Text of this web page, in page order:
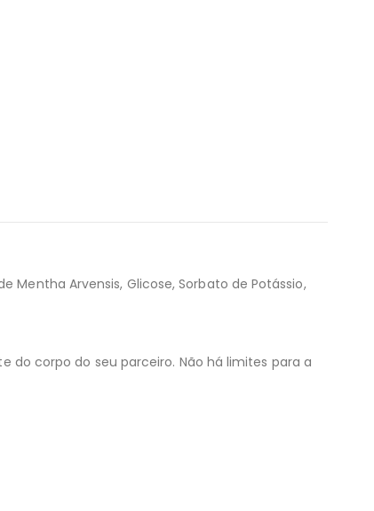
Mentha Arvensis, Glicose, Sorbato de Potássio,
corpo do seu parceiro. Não há limites para a